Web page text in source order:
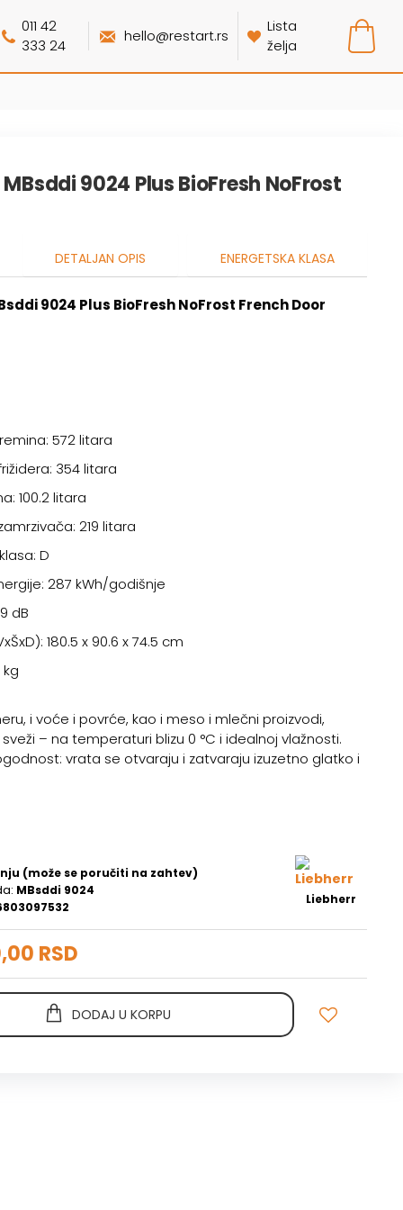
011 42
333 24
hello@restart.rs
Lista
želja
9024 Plus BioFresh NoFrost
DETALJAN OPIS ENERGETSKA KLASA
9024 Plus BioFresh NoFrost French Door
572 litara
354 litara
100.2 litara
219 litara
D
287 kWh/godišnje
dB
180.5 x 90.6 x 74.5 cm
kg
i voće i povrće, kao i meso i mlečni proizvodi,
– na temperaturi blizu 0 °C i idealnoj vlažnosti.
vrata se otvaraju i zatvaraju izuzetno glatko i
(može se poručiti na zahtev)
MBsddi 9024
Liebherr
RSD
DODAJ U KORPU